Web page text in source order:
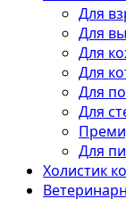
Для
Для
Для
Для
Для
Для
Для
Холистик